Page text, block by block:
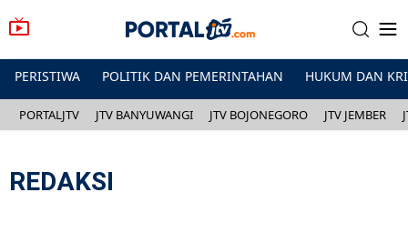
PERISTIWA POLITIK DAN PEMERINTAHAN HUKUM DAN
PORTALJTV JTV BANYUWANGI JTV BOJONEGORO JTV JEMBER
REDAKSI